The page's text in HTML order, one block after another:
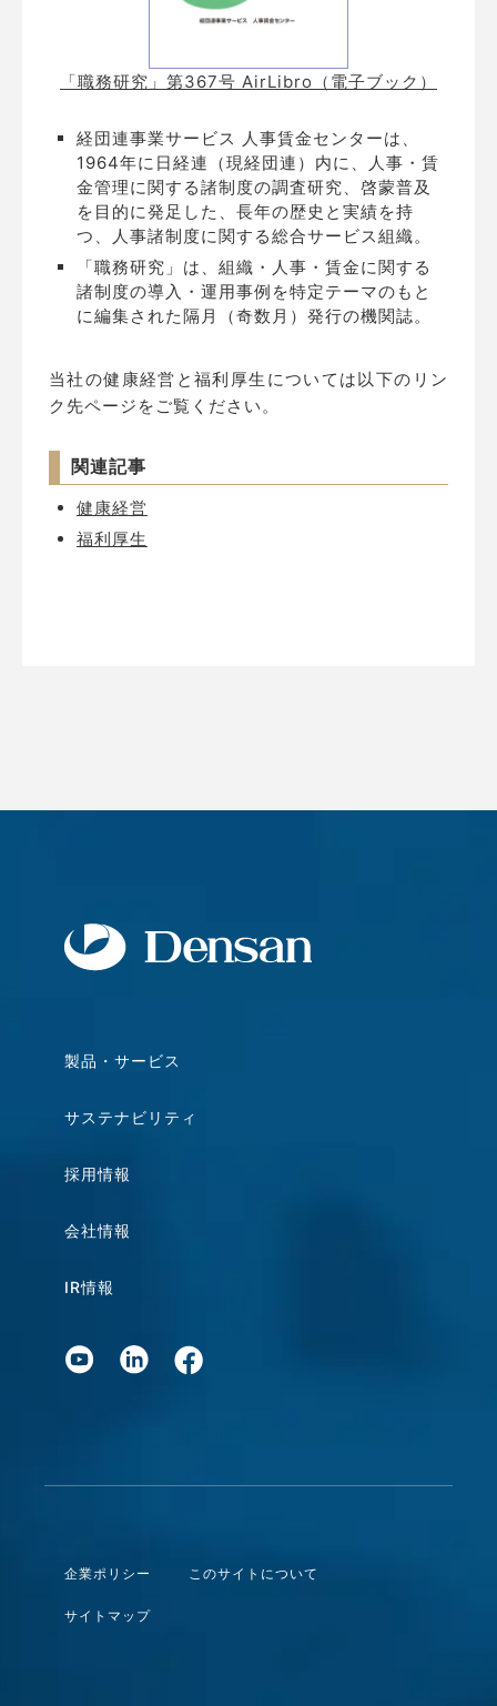
「職務研究」第367号 AirLibro（電子ブック）
経団連事業サービス 人事賃金センターは、
1964年に日経連（現経団連）内に、人事・賃
金管理に関する諸制度の調査研究、啓蒙普及
を目的に発足した、長年の歴史と実績を持
つ、人事諸制度に関する総合サービス組織。
「職務研究」は、組織・人事・賃金に関する
諸制度の導入・運用事例を特定テーマのもと
に編集された隔月（奇数月）発行の機関誌。
当社の健康経営と福利厚生については以下のリン
ク先ページをご覧ください。
関連記事
健康経営
福利厚生
製品・サービス
サステナビリティ
採用情報
会社情報
IR情報
企業ポリシー このサイトについて
サイトマップ